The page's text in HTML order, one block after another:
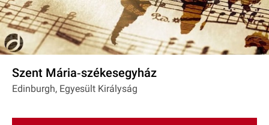
Szent Mária‐székesegyház
Edinburgh, Egyesült Királyság